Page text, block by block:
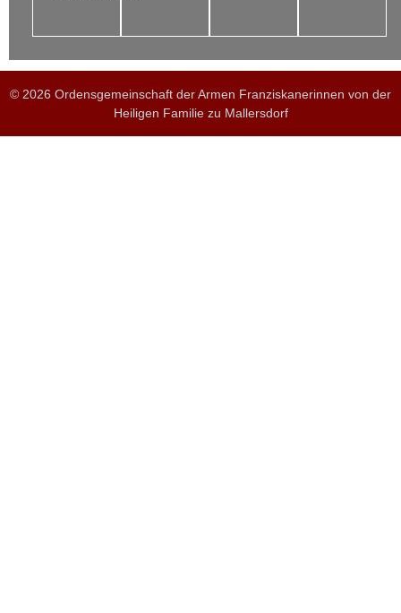
© 2026 Ordensgemeinschaft der Armen Franziskanerinnen von der
Heiligen Familie zu Mallersdorf